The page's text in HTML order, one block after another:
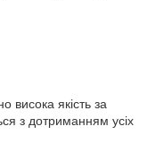
висока якість за
з дотриманням усіх